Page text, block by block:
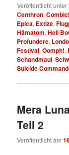
Veröffentlicht unter
Centhron,
Epica, Extize,
Hämatom,Hell
Profundere,
Festival,Oomph!,
Schandmaul,
Suicide
Mera
Teil 2
Veröffentlicht am